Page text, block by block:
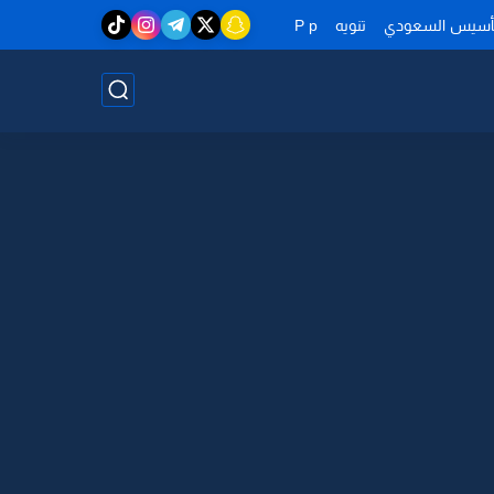
السعودي تنويه P p